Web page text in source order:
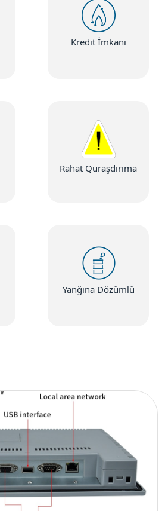
Kredit İmkanı
Rahat Quraşdırıma
Yanğına Dözümlü